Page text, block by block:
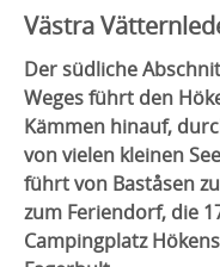
Västra
Der südliche
Weges führt den
Kämmen hinauf,
vonvielen kleinen
führt von Baståsen
zum Feriendorf, die
Campingplatz